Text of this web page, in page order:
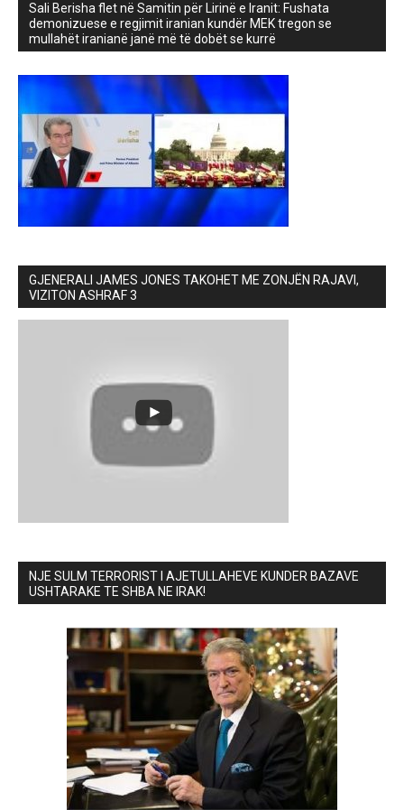
Sali Berisha flet në Samitin për Lirinë e Iranit: Fushata
demonizuese e regjimit iranian kundër MEK tregon se
mullahët iranianë janë më të dobët se kurrë
GJENERALI JAMES JONES TAKOHET ME ZONJËN RAJAVI,
VIZITON ASHRAF 3
NJE SULM TERRORIST I AJETULLAHEVE KUNDER BAZAVE
USHTARAKE TE SHBA NE IRAK!